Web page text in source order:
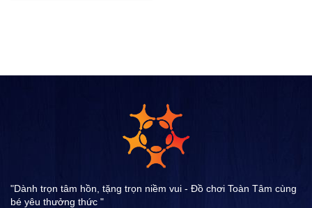
"Dành trọn tâm hồn, tặng trọn niềm vui - Đồ chơi Toàn Tâm cùng
bé yêu thưởng thức "